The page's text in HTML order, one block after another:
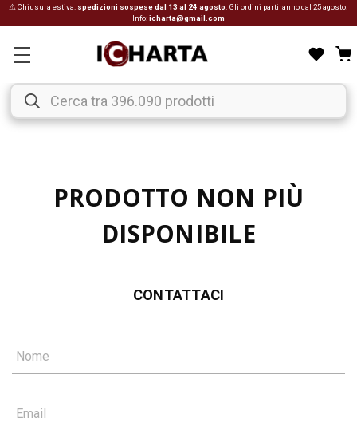
⚠ Chiusura estiva: spedizioni sospese dal 13 al 24 agosto . Gli ordini partiranno dal 25 agosto.
Info:icharta@gmail.com
PRODOTTO NON PIÙ
DISPONIBILE
CONTATTACI
Nome
Email